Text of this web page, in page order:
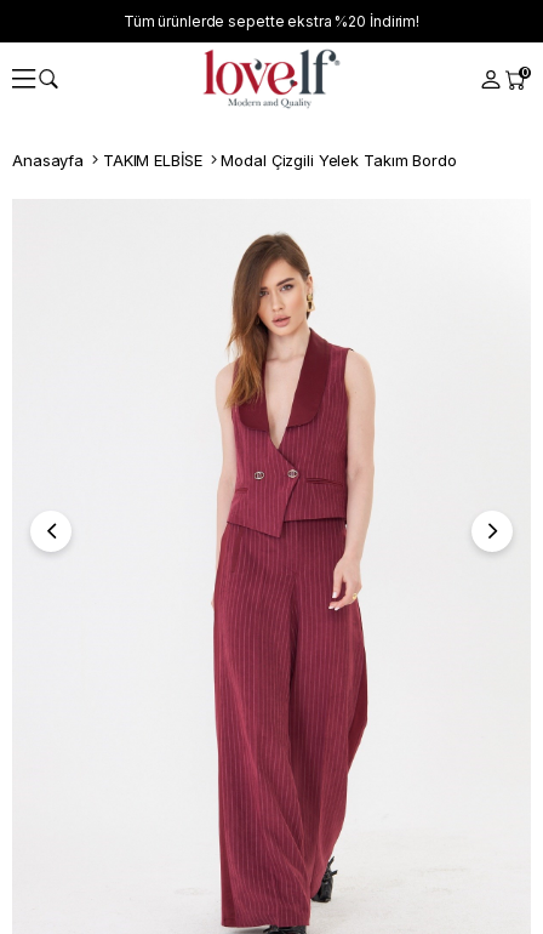
Tüm ürünlerde sepette ekstra %20 İndirim!
0
Anasayfa TAKIM ELBİSE Modal Çizgili Yelek Takım Bordo